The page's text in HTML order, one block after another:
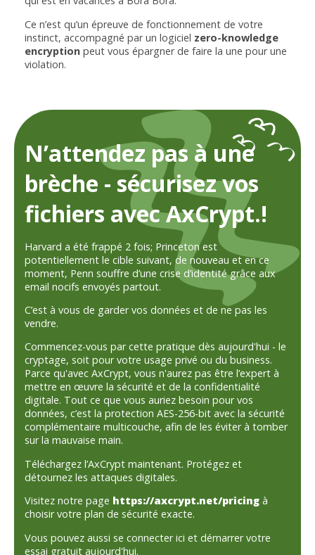
Ce n’est qu’un épreuve de fonctionnement de votre
instinct, accompagné par un logiciel zero-knowledge
encryption peut vous épargner de faire la une pour une
violation.
N’attendez pas à une
brèche - sécurisez vos
fichiers avec AxCrypt.!
Harvard a été frappé 2 fois; Princeton est
potentiellement le cible suivant, de nouveau et en ce
moment, Penn souffre d’une crise d’identité grâce aux
email nocifs envoyés partout.
C’est à vous de garder vos données et de ne pas les
vendre.
Commencez-vous par cette pratique dès aujourd'hui - le
cryptage, soit pour votre usage privé ou du business.
Parce qu'avec AxCrypt, vous n'aurez pas être l’expert à
mettre en œuvre la sécurité et de la confidentialité
digitale. Tout ce que vous auriez besoin pour vos
données, c’est la protection AES-256-bit avec la sécurité
complémentaire multicouche, afin de les éviter à tomber
sur la mauvaise main.
Téléchargez l’AxCrypt maintenant. Protégez et
détournez les attaques digitales.
Visitez notre page https://axcrypt.net/pricing à
choisir votre plan de sécurité exacte.
Vous pouvez aussi se connecter ici et démarrer votre
essai gratuit aujourd'hui.